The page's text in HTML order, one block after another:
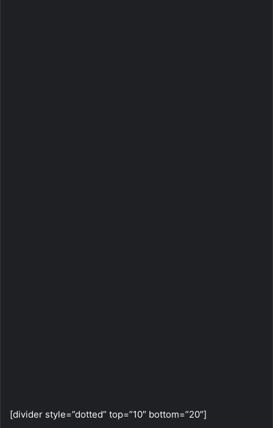
[divider style=”dotted” top=”10″ bottom=”20″]